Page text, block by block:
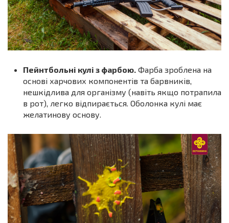
Пейнтбольні кулі з фарбою. Фарба зроблена на
основі харчових компонентів та барвників,
нешкідлива для організму (навіть якщо потрапила
в рот), легко відпирається. Оболонка кулі має
желатинову основу.